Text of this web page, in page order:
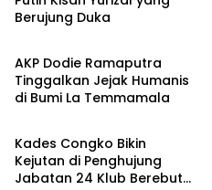
Berujung Duka
Metro
AKP Dodie Ramaputra
Tinggalkan Jejak Humanis
di Bumi La Temmamala
Metro
Kades Congko Bikin
Kejutan di Penghujung
Jabatan 24 Klub Berebut